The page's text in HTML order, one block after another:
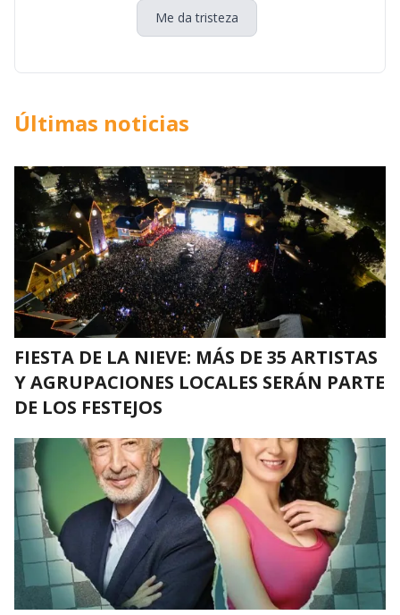
Me da tristeza
Últimas noticias
FIESTA DE LA NIEVE: MÁS DE 35 ARTISTAS
Y AGRUPACIONES LOCALES SERÁN PARTE
DE LOS FESTEJOS